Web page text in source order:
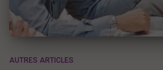
AUTRES ARTICLES